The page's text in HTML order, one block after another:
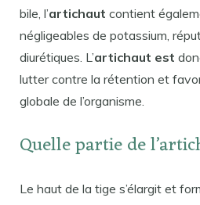
bile, l’artichaut contient
négligeables de potassium,
diurétiques. L’artichaut est
lutter contre la rétention et
globale de l’organisme.
Quelle partie de
Le haut de la tige s’élargit et